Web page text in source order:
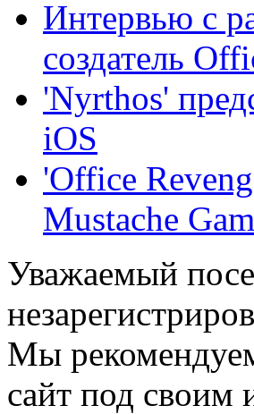
Интервью с
создатель
'Nyrthos'
iOS
'Office
Mustache
Уважаемый
Мы
сайт под своим